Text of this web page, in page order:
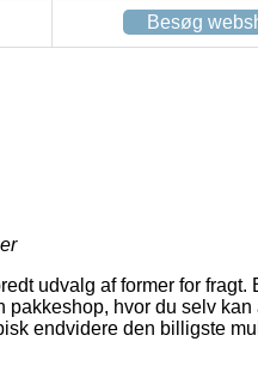
Besøg
udvalg af former for fragt.
hvor du selv
endvidere den billigste